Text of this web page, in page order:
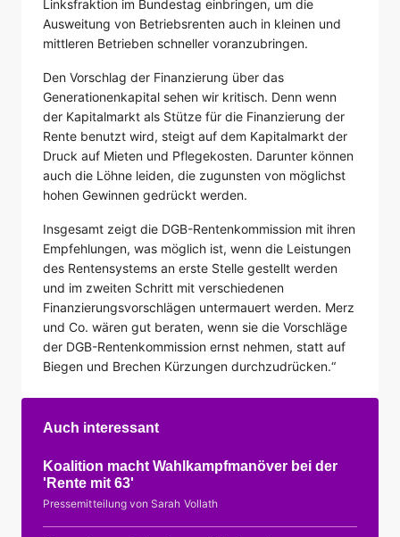
Linksfraktion im Bundestag einbringen, um die
Ausweitung von Betriebsrenten auch in kleinen und
mittleren Betrieben schneller voranzubringen.
Den Vorschlag der Finanzierung über das
Generationenkapital sehen wir kritisch. Denn wenn
der Kapitalmarkt als Stütze für die Finanzierung der
Rente benutzt wird, steigt auf dem Kapitalmarkt der
Druck auf Mieten und Pflegekosten. Darunter können
auch die Löhne leiden, die zugunsten von möglichst
hohen Gewinnen gedrückt werden.
Insgesamt zeigt die DGB-Rentenkommission mit ihren
Empfehlungen, was möglich ist, wenn die Leistungen
des Rentensystems an erste Stelle gestellt werden
und im zweiten Schritt mit verschiedenen
Finanzierungsvorschlägen untermauert werden. Merz
und Co. wären gut beraten, wenn sie die Vorschläge
der DGB-Rentenkommission ernst nehmen, statt auf
Biegen und Brechen Kürzungen durchzudrücken.“
Auch interessant
Koalition macht Wahlkampfmanöver bei der
'Rente mit 63'
Pressemitteilung von Sarah Vollath